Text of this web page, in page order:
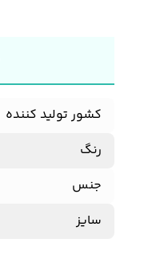
کشور تولید کننده
رنگ
جنس
سایز